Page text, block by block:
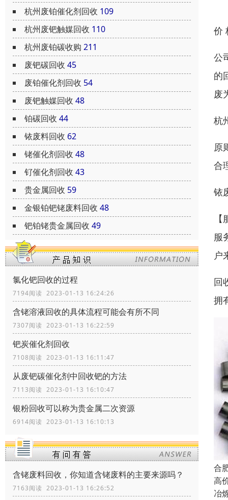
杭州废铂催化剂回收 109
杭州废钯触媒回收 110
杭州废铂碳收购 211
废钯碳回收 45
废铂催化剂回收 54
废钯触媒回收 48
铂碳回收 44
铱废料回收 62
铑催化剂回收 48
钌催化剂回收 43
贵金属回收 59
金银铂钯铑废料回收 48
钯铂铑贵金属回收 49
氯化钯回收的过程
7194阅读 2023-01-13 16:24:26
含铑溶液回收的具体流程可能会有所不同
7307阅读 2023-01-13 16:22:59
钯炭催化剂回收
7108阅读 2023-01-13 16:11:47
从废钯碳催化剂中回收钯的方法
7113阅读 2023-01-13 16:10:47
银粉回收可以称为贵金属二次资源
6914阅读 2023-01-13 16:10:13
含铑废料回收，你知道含铑废料的主要来源吗？
7163阅读 2023-01-13 16:26:52
价
公
的
废
杭
原
合
铱
服
户
回
拥
合
高
冶